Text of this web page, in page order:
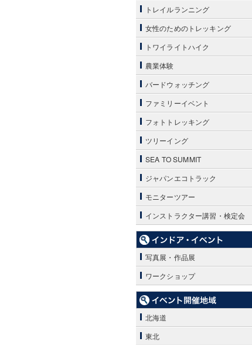
トレイルランニング
女性のためのトレッキング
トワイライトハイク
農業体験
バードウォッチング
ファミリーイベント
フォトトレッキング
ツリーイング
SEA TO SUMMIT
ジャパンエコトラック
モニターツアー
インストラクター講習・検定会
写真展・作品展
ワークショップ
北海道
東北